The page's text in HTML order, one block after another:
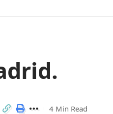
4 Min Read